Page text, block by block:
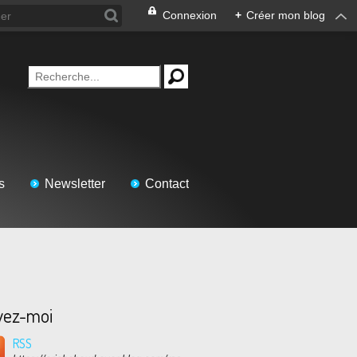
Connexion + Créer mon blog
Newsletter Contact
moi
RSS